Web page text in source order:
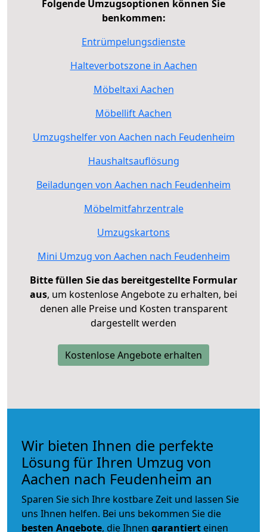
Folgende Umzugsoptionen können Sie
benkommen:
Entrümpelungsdienste
Halteverbotszone in Aachen
Möbeltaxi Aachen
Möbellift Aachen
Umzugshelfer von Aachen nach Feudenheim
Haushaltsauflösung
Beiladungen von Aachen nach Feudenheim
Möbelmitfahrzentrale
Umzugskartons
Mini Umzug von Aachen nach Feudenheim
Bitte füllen Sie das bereitgestellte Formular
aus, um kostenlose Angebote zu erhalten, bei
denen alle Preise und Kosten transparent
dargestellt werden
Kostenlose Angebote erhalten
Wir bieten Ihnen die perfekte
Lösung für Ihren Umzug von
Aachen nach Feudenheim an
Sparen Sie sich Ihre kostbare Zeit und lassen Sie
uns Ihnen helfen. Bei uns bekommen Sie die
besten Angebote, die Ihnen garantiert einen